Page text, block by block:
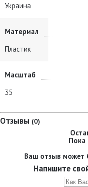
Украина
Материал
Пластик
Масштаб
35
Отзывы (0)
Пока
Ваш отзыв может
Напишите